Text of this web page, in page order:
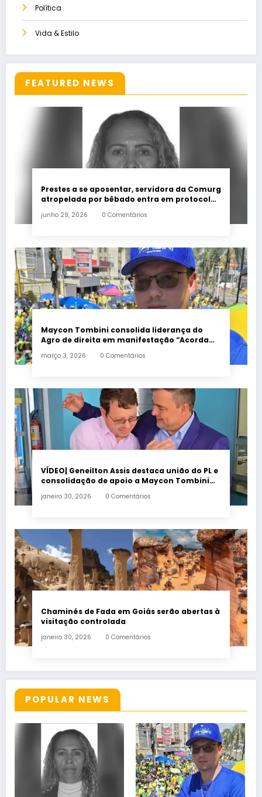
Política
Vida & Estilo
FEATURED NEWS
Prestes a se aposentar, servidora da Comurg
atropelada por bêbado entra em protocolo
junho 29, 2026 0 Comentários
Maycon Tombini consolida liderança do
Agro de direita em manifestação “Acorda
março 3, 2026 0 Comentários
VÍDEO| Geneilton Assis destaca união do PL e
consolidação de apoio a Maycon Tombini
janeiro 30, 2026 0 Comentários
Chaminés de Fada em Goiás serão abertas à
visitação controlada
janeiro 30, 2026 0 Comentários
POPULAR NEWS